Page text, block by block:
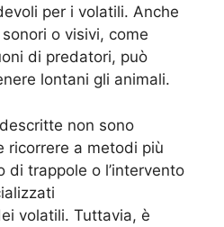
per i volatili. Anche
o visivi, come
di predatori, può
lontani gli animali.
non sono
ricorrere a metodi più
di trappole o l’intervento
volatili. Tuttavia, è